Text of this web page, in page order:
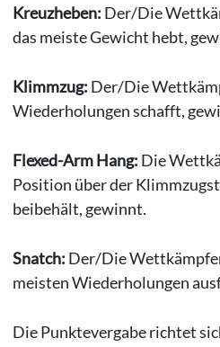
Kreuzheben: Der/Die
das meiste Gewicht hebt,
Klimmzug: Der/Die
Wiederholungen schafft,
Flexed-Arm Hang: Die
Position über der
beibehält, gewinnt.
Snatch: Der/Die
meisten Wiederholungen
Die Punktevergabe richtet